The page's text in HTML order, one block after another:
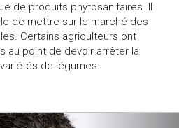
de produits phytosanitaires. Il
de mettre sur le marché des
Certains agriculteurs ont
au point de devoir arrêter la
de légumes.